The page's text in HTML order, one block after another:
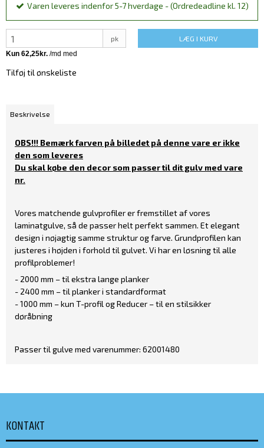
Varen leveres indenfor 5-7 hverdage - (Ordredeadline kl. 12)
pk LÆG I KURV
Tilføj til ønskeliste
Beskrivelse
OBS!!! Bemærk farven på billedet på denne vare er ikke
den som leveres
Du skal købe den decor som passer til dit gulv med vare
nr.
Vores matchende gulvprofiler er fremstillet af vores
laminatgulve, så de passer helt perfekt sammen. Et elegant
design i nøjagtig samme struktur og farve. Grundprofilen kan
justeres i højden i forhold til gulvet. Vi har en løsning til alle
profilproblemer!
- 2000 mm – til ekstra lange planker
- 2400 mm – til planker i standardformat
- 1000 mm – kun T-profil og Reducer – til en stilsikker
døråbning
Passer til gulve med varenummer: 62001480
KONTAKT